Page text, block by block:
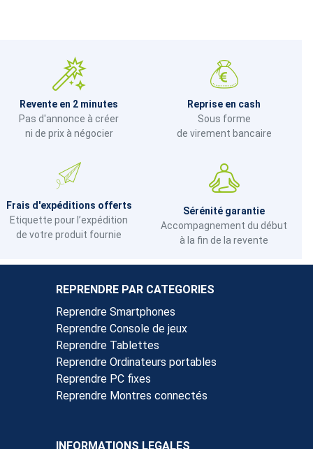
Revente en 2 minutes
Pas d'annonce à créer
ni de prix à négocier
Reprise en cash
Sous forme
de virement bancaire
Frais d'expéditions offerts
Etiquette pour l’expédition
de votre produit fournie
Sérénité garantie
Accompagnement du début
à la fin de la revente
REPRENDRE PAR CATEGORIES
Reprendre Smartphones
Reprendre Console de jeux
Reprendre Tablettes
Reprendre Ordinateurs portables
Reprendre PC fixes
Reprendre Montres connectés
INFORMATIONS LEGALES